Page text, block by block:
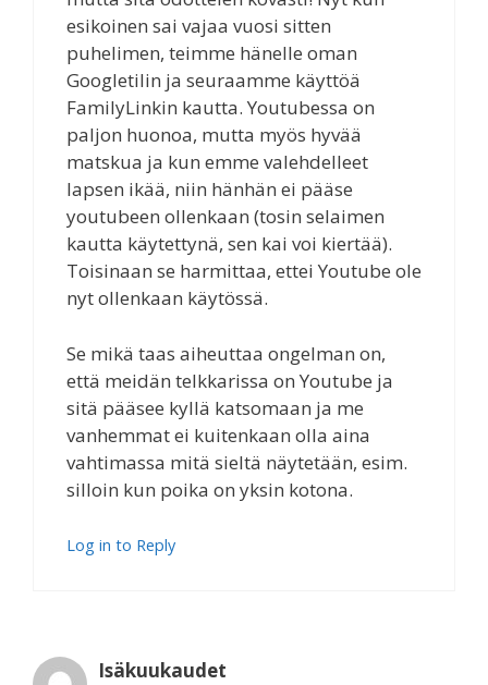
esikoinen sai vajaa vuosi sitten
puhelimen, teimme hänelle oman
Googletilin ja seuraamme käyttöä
FamilyLinkin kautta. Youtubessa on
paljon huonoa, mutta myös hyvää
matskua ja kun emme valehdelleet
lapsen ikää, niin hänhän ei pääse
youtubeen ollenkaan (tosin selaimen
kautta käytettynä, sen kai voi kiertää).
Toisinaan se harmittaa, ettei Youtube ole
nyt ollenkaan käytössä.
Se mikä taas aiheuttaa ongelman on,
että meidän telkkarissa on Youtube ja
sitä pääsee kyllä katsomaan ja me
vanhemmat ei kuitenkaan olla aina
vahtimassa mitä sieltä näytetään, esim.
silloin kun poika on yksin kotona.
Log in to Reply
Isäkuukaudet